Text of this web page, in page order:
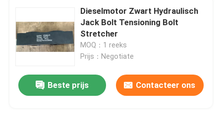
Dieselmotor Zwart Hydraulisch
Jack Bolt Tensioning Bolt
Stretcher
MOQ：1 reeks
Prijs：Negotiate
Beste prijs Contacteer ons